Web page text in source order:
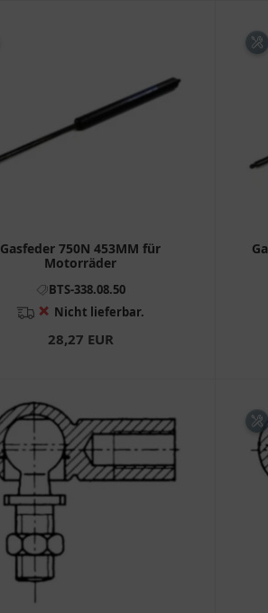
Gasfeder 750N 453MM für
Motorräder
BTS-338.08.50
❌ Nicht lieferbar.
28,27 EUR